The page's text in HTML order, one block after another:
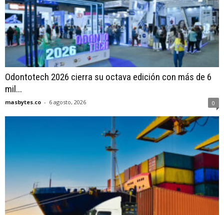
Odontotech 2026 cierra su octava edición con más de 6
mil...
masbytes.co - 6 agosto, 2026 0